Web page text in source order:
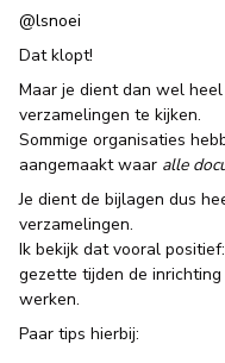
@lsnoei
Dat klopt!
Maar je dient dan wel
verzamelingen te kijken.
Sommige organisaties
aangemaakt waar alle
Je dient de bijlagen dus
verzamelingen.
Ik bekijk dat vooral
gezette tijden de
werken.
Paar tips hierbij: